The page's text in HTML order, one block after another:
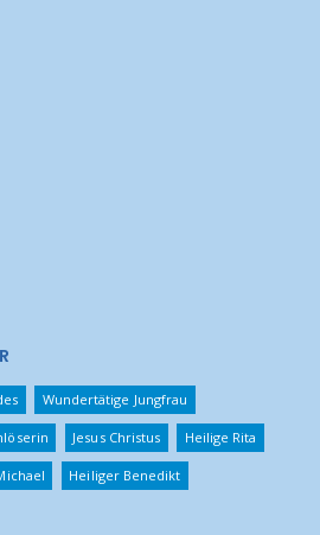
Wundertätige Jungfrau
Jesus Christus Heilige Rita
Heiliger Benedikt